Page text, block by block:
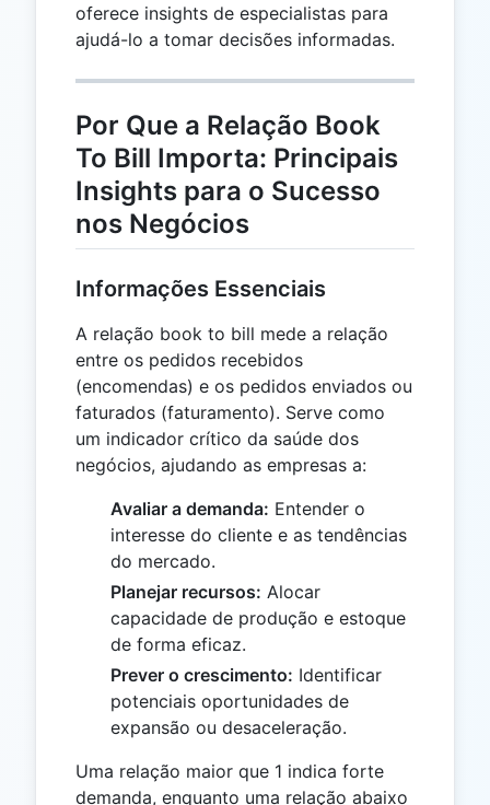
oferece insights de especialistas para
ajudá-lo a tomar decisões informadas.
Por Que a Relação Book
To Bill Importa: Principais
Insights para o Sucesso
nos Negócios
Informações Essenciais
A relação book to bill mede a relação
entre os pedidos recebidos
(encomendas) e os pedidos enviados ou
faturados (faturamento). Serve como
um indicador crítico da saúde dos
negócios, ajudando as empresas a:
Avaliar a demanda: Entender o
interesse do cliente e as tendências
do mercado.
Planejar recursos: Alocar
capacidade de produção e estoque
de forma eficaz.
Prever o crescimento: Identificar
potenciais oportunidades de
expansão ou desaceleração.
Uma relação maior que 1 indica forte
demanda, enquanto uma relação abaixo